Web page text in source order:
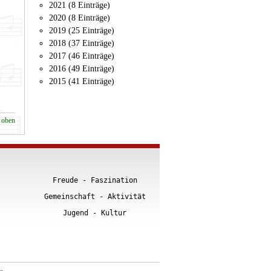
2021 (8 Einträge)
2020 (8 Einträge)
2019 (25 Einträge)
2018 (37 Einträge)
2017 (46 Einträge)
2016 (49 Einträge)
2015 (41 Einträge)
Freude - Faszination
Gemeinschaft - Aktivität
Jugend - Kultur